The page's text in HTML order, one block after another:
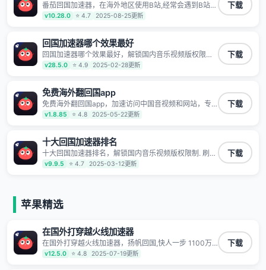
番茄回国加速器，在海外地区使用B站,经常会遇到B站地
区版权限制/网络IP屏蔽,缓冲卡顿等问题,使用我们的哔
哩哔哩专用回国VPN,可加速解决各类网络问题,一键网络
7*24小时服务。
v10.28.0 ⭐ 4.7 2025-08-25更新
下载
回国加速器哪个效果最好
回国加速器哪个效果最好，解锁国内音乐视频版权限制.
刷剧不卡，高清秒开. 有效降低国服游戏延迟. 提升国内
主流应用访问速度 ; 独创加速黑科技 · 海量边缘. 动态多
v28.5.0 ⭐ 4.9 2025-02-28更新
下载
免费海外翻回国app
免费海外翻回国app，加速访问中国音视频和网站，专
业回国加速器，帮你加速访问优酷、bilibili、腾讯视频、
爱奇艺等，加速国服游戏，例如原神、阴阳师、和平精
明日方舟、战双帕弥什、sky光·遇、另一个伊甸园等国
内各种服务,回国加速器致力于帮助海外华人和留学生、
港澳台地区用户提供最好的回国游戏和音乐视频加速服
务，可以在海外或港澳台地区流畅加速国服游戏和音视
等主流网站应用解除限制，带你穿梭加速回国。目前已
有上百万用户，用户整体好评95%以上，一对一在线客
v1.8.85 ⭐ 4.8 2025-05-22更新
下载
十大回国加速器排名
十大回国加速器排名，解锁国内音乐视频版权限制. 刷剧
不卡，高清秒开. 有效降低国服游戏延迟. 提升国内主流
应用访问速度 ; 独创加速黑科技 · 海量边缘. 动态多线. 智
v9.9.5 ⭐ 4.7 2025-03-12更新
下载
苹果精选
在国外打穿越火线加速器
在国外打穿越火线加速器，扬帆回国,快人一步 1100万
海外华人都在用的音乐视频回国加速器 Android iOS
Windows Mac TV VIP 支持多种加速场景 了解更多 看
v12.5.0 ⭐ 4.8 2025-07-19更新
下载